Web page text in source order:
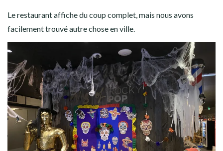
Le restaurant affiche du coup complet, mais nous avons
facilement trouvé autre chose en ville.